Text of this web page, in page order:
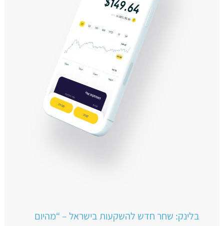
בלינק: שחר חדש להשקעות בישראל – “מהיום